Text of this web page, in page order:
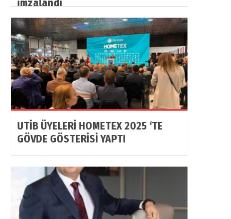
imzalandı
UTİB ÜYELERİ HOMETEX 2025 ‘TE
GÖVDE GÖSTERİSİ YAPTI